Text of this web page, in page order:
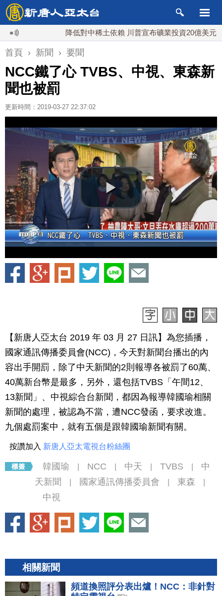
降低對中稀土依賴 川普宣布礦業投資20億美元
首頁 › 新聞 › 要聞
NCC鐵了心 TVBS、中視、東森新
聞也被罰
更新時間：2019-03-27 22:37:02
【新唐人亞太台 2019 年 03 月 27 日訊】為您插播，
國家通訊傳播委員會(NCC)，今天對新聞台播出的內
容出手開罰，除了中天新聞的2則報導各被罰了60萬、
40萬新台幣是最多，另外，還包括TVBS「午間12、
13新聞」、中視綜合台新聞，都因為報導韓國瑜相關
新聞的處理，被認為不當，遭NCC發函，要求改進。
九個處罰案中，就有五個是跟韓國瑜新聞有關。
按讚加入 新唐人亞太電視台粉絲團
韓國瑜 NCC 中天 TVBS
中
天新聞
國家通訊傳播委員會 東森
中視
相關新聞
頻道換照評分表出爐！NCC：非針對